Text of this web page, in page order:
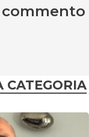
CATEGORIA